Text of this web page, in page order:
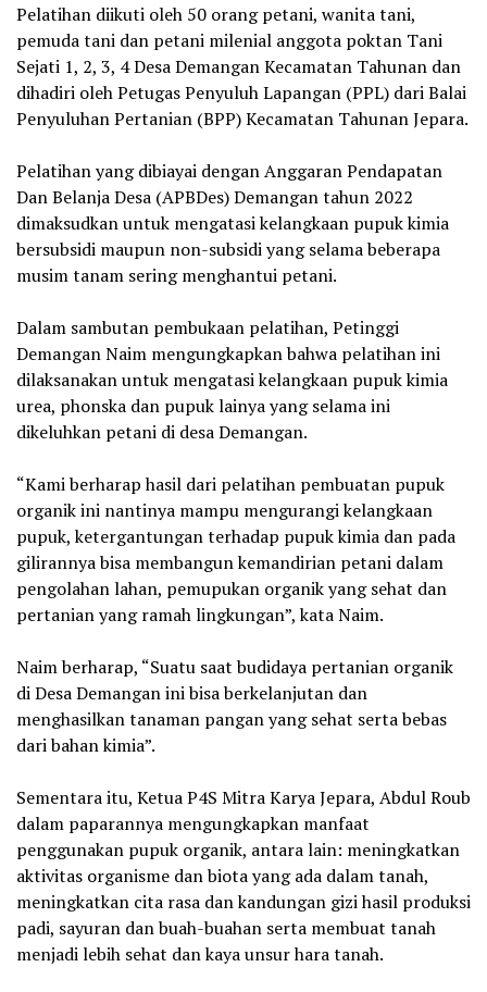
Pelatihan diikuti oleh 50 orang petani, wanita tani,
pemuda tani dan petani milenial anggota poktan Tani
Sejati 1, 2, 3, 4 Desa Demangan Kecamatan Tahunan dan
dihadiri oleh Petugas Penyuluh Lapangan (PPL) dari Balai
Penyuluhan Pertanian (BPP) Kecamatan Tahunan Jepara.
Pelatihan yang dibiayai dengan Anggaran Pendapatan
Dan Belanja Desa (APBDes) Demangan tahun 2022
dimaksudkan untuk mengatasi kelangkaan pupuk kimia
bersubsidi maupun non-subsidi yang selama beberapa
musim tanam sering menghantui petani.
Dalam sambutan pembukaan pelatihan, Petinggi
Demangan Naim mengungkapkan bahwa pelatihan ini
dilaksanakan untuk mengatasi kelangkaan pupuk kimia
urea, phonska dan pupuk lainya yang selama ini
dikeluhkan petani di desa Demangan.
“Kami berharap hasil dari pelatihan pembuatan pupuk
organik ini nantinya mampu mengurangi kelangkaan
pupuk, ketergantungan terhadap pupuk kimia dan pada
gilirannya bisa membangun kemandirian petani dalam
pengolahan lahan, pemupukan organik yang sehat dan
pertanian yang ramah lingkungan”, kata Naim.
Naim berharap, “Suatu saat budidaya pertanian organik
di Desa Demangan ini bisa berkelanjutan dan
menghasilkan tanaman pangan yang sehat serta bebas
dari bahan kimia”.
Sementara itu, Ketua P4S Mitra Karya Jepara, Abdul Roub
dalam paparannya mengungkapkan manfaat
penggunakan pupuk organik, antara lain: meningkatkan
aktivitas organisme dan biota yang ada dalam tanah,
meningkatkan cita rasa dan kandungan gizi hasil produksi
padi, sayuran dan buah-buahan serta membuat tanah
menjadi lebih sehat dan kaya unsur hara tanah.